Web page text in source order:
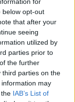
below opt-out
that after your
seeing
utilized by
parties prior to
the further
third parties on the
information may
IAB’s List of
μέρος της.
media
κάνει και τι
και στο
το να κοιτάς
με ποια